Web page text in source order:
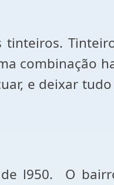
combinação
e deixar
l950.
O